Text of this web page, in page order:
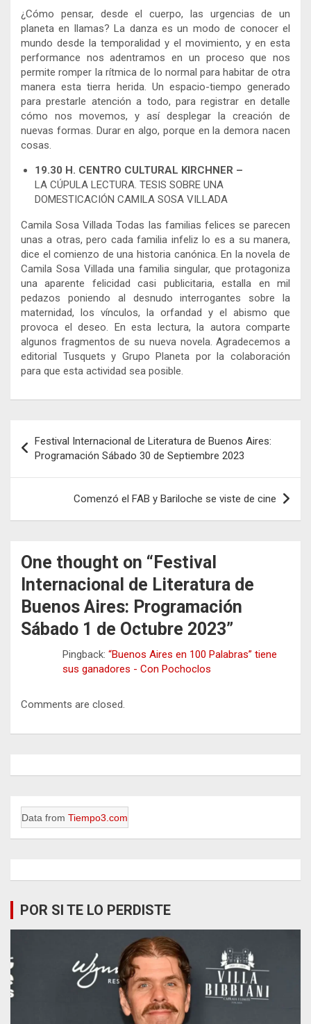
¿Cómo pensar, desde el cuerpo, las urgencias de un
planeta en llamas? La danza es un modo de conocer el
mundo desde la temporalidad y el movimiento, y en esta
performance nos adentramos en un proceso que nos
permite romper la rítmica de lo normal para habitar de otra
manera esta tierra herida. Un espacio-tiempo generado
para prestarle atención a todo, para registrar en detalle
cómo nos movemos, y así desplegar la creación de
nuevas formas. Durar en algo, porque en la demora nacen
cosas.
19.30 H. CENTRO CULTURAL KIRCHNER –
LA CÚPULA LECTURA. TESIS SOBRE UNA
DOMESTICACIÓN CAMILA SOSA VILLADA
Camila Sosa Villada Todas las familias felices se parecen
unas a otras, pero cada familia infeliz lo es a su manera,
dice el comienzo de una historia canónica. En la novela de
Camila Sosa Villada una familia singular, que protagoniza
una aparente felicidad casi publicitaria, estalla en mil
pedazos poniendo al desnudo interrogantes sobre la
maternidad, los vínculos, la orfandad y el abismo que
provoca el deseo. En esta lectura, la autora comparte
algunos fragmentos de su nueva novela. Agradecemos a
editorial Tusquets y Grupo Planeta por la colaboración
para que esta actividad sea posible.
de
entradas
Festival Internacional de Literatura de Buenos Aires:
Programación Sábado 30 de Septiembre 2023
Comenzó el FAB y Bariloche se viste de cine
One thought on “ Festival
Internacional de Literatura de
Buenos Aires: Programación
Sábado 1 de Octubre 2023”
Pingback: “Buenos Aires en 100 Palabras” tiene
sus ganadores - Con Pochoclos
Comments are closed.
Data from Tiempo3.com
POR SI TE LO PERDISTE